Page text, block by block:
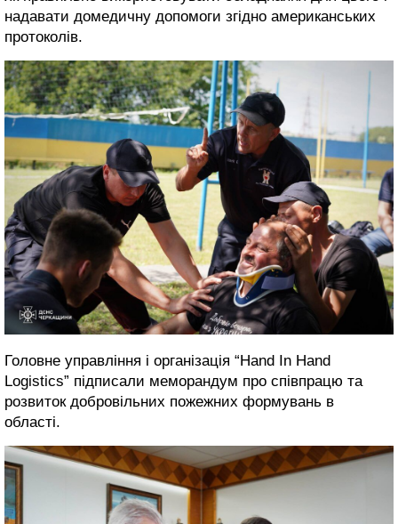
надавати домедичну допомоги згідно американських
протоколів.
Головне управління і організація “Hand In Hand
Logistics” підписали меморандум про співпрацю та
розвиток добровільних пожежних формувань в
області.